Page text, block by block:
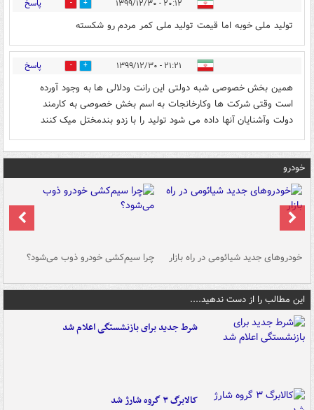
۲۰:۱۲ - ۱۳۹۹/۱۲/۳۰ 1 پاسخ
تولید ملی خوبه اما قیمت تولید ملی کمر مردم رو شکسته
۲۱:۲۱ - ۱۳۹۹/۱۲/۳۰ 1 پاسخ
همین بخش خصوصی شبه دولتی این رانت ودلالی ها به وجود آورده
است وقتی شرکت ها وکارخانجات به اسم بخش خصوصی به کارمند
دولت وآشنایان آنها داده می شود تولید را با زدو بندمختل میک کنند
خودرو
خودروهای جدید شیائومی در راه بازار چرا سیم‌کشی خودرو ذوب می‌شود؟
این مطالب را از دست ندهید....
شرط جدید برای بازنشستگی اعلام شد
کالابرگ ۳ گروه شارژ شد